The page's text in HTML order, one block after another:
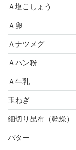
Ａ塩こしょう
Ａ卵
Ａナツメグ
Ａパン粉
Ａ牛乳
玉ねぎ
細切り昆布（乾燥）
バター